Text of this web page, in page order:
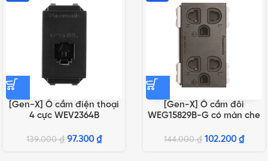
[Gen-X] Ổ cắm điện thoại
4 cực WEV2364B
139.000₫ 97.300 ₫
[Gen-X] Ổ cắm đôi
WEG15829B-G có màn che
144.000₫ 102.200 ₫